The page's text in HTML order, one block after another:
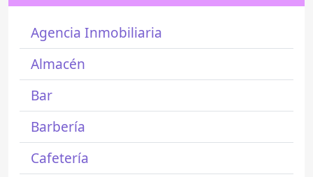
Agencia Inmobiliaria
Almacén
Bar
Barbería
Cafetería